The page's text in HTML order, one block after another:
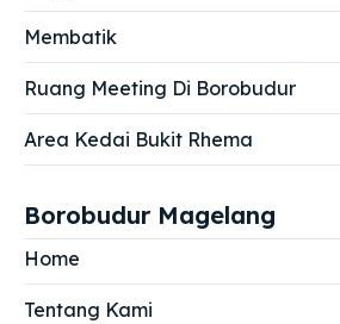
Membatik
Ruang Meeting Di Borobudur
Area Kedai Bukit Rhema
Borobudur Magelang
Home
Tentang Kami